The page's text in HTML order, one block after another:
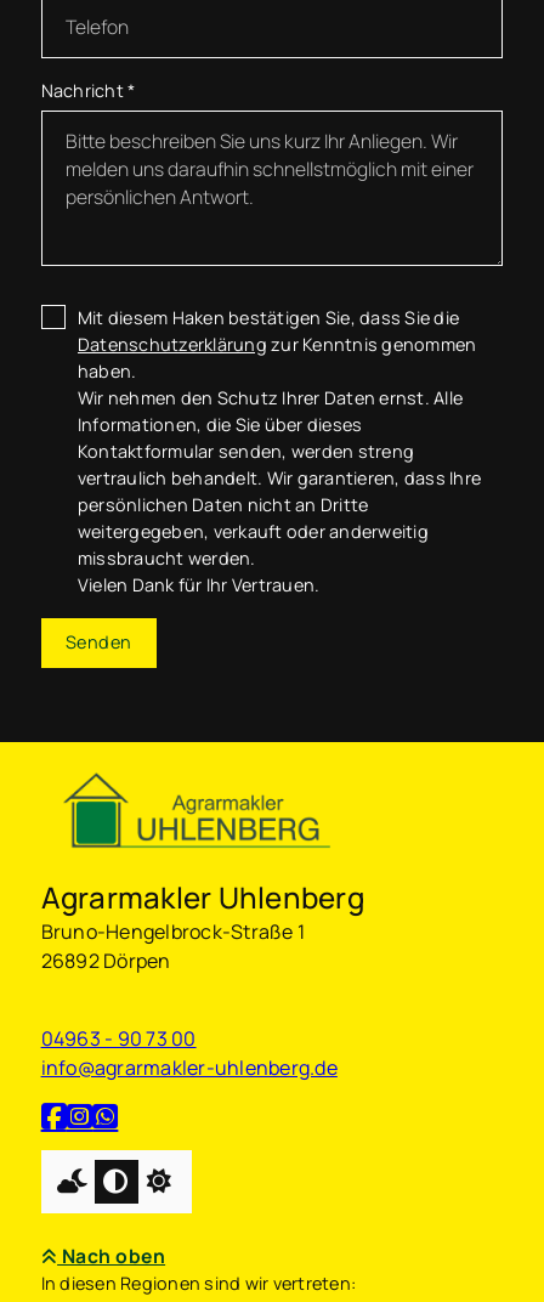
Nachricht*
Mit diesem Haken bestätigen Sie, dass Sie die
Datenschutzerklärung zur Kenntnis genommen
haben.
Wir nehmen den Schutz Ihrer Daten ernst. Alle
Informationen, die Sie über dieses
Kontaktformular senden, werden streng
vertraulich behandelt. Wir garantieren, dass Ihre
persönlichen Daten nicht an Dritte
weitergegeben, verkauft oder anderweitig
missbraucht werden.
Vielen Dank für Ihr Vertrauen.
Senden
Agrarmakler Uhlenberg
Bruno-Hengelbrock-Straße 1
26892 Dörpen
04963 - 90 73 00
info@agrarmakler-uhlenberg.de
In diesen Regionen sind wir vertreten:
Nach oben